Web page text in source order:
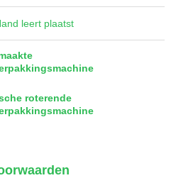
leert plaatst
roterende